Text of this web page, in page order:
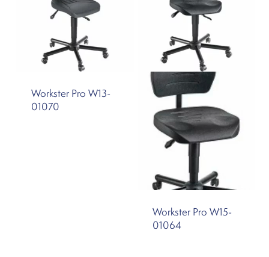
Workster Pro W13-
01070
Workster Pro W15-
01064